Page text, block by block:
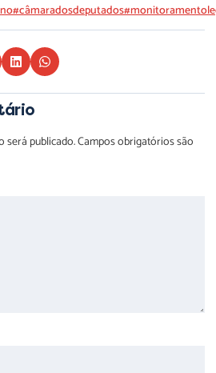
#câmaradosdeputados
será publicado.Campos obrigatórios são